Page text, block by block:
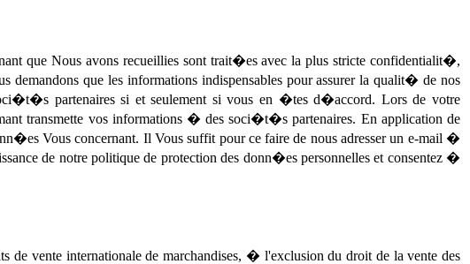
que Nous avons recueillies sont trait�es avec la plus stricte confidentialit�,
que les informations indispensables pour assurer la qualit� de nos
partenaires si et seulement si vous en �tes d�accord. Lors de votre
transmette vos informations � des soci�t�s partenaires. En application de
Vous concernant. Il Vous suffit pour ce faire de nous adresser un e-mail �
de notre politique de protection des donn�es personnelles et consentez �
vente internationale de marchandises, � l'exclusion du droit de la vente des